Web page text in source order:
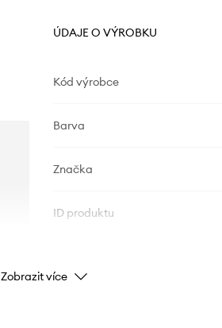
ÚDAJE O VÝROBKU
Kód výrobce
Barva
Značka
ID produktu
Zobrazit více